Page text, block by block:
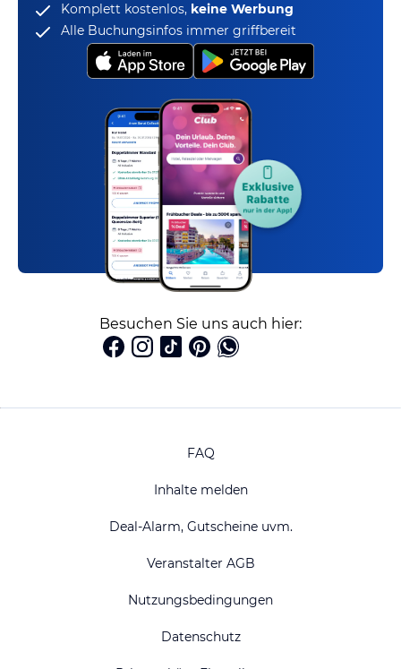
Komplett kostenlos, keine Werbung
Alle Buchungsinfos immer griffbereit
Besuchen Sie uns auch hier:
FAQ
Inhalte melden
Deal-Alarm, Gutscheine uvm.
Veranstalter AGB
Nutzungsbedingungen
Datenschutz